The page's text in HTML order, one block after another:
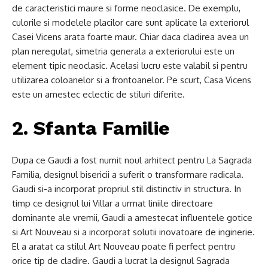
de caracteristici maure si forme neoclasice. De exemplu,
culorile si modelele placilor care sunt aplicate la exteriorul
Casei Vicens arata foarte maur. Chiar daca cladirea avea un
plan neregulat, simetria generala a exteriorului este un
element tipic neoclasic. Acelasi lucru este valabil si pentru
utilizarea coloanelor si a frontoanelor. Pe scurt, Casa Vicens
este un amestec eclectic de stiluri diferite.
2. Sfanta Familie
Dupa ce Gaudi a fost numit noul arhitect pentru La Sagrada
Familia, designul bisericii a suferit o transformare radicala.
Gaudi si-a incorporat propriul stil distinctiv in structura. In
timp ce designul lui Villar a urmat liniile directoare
dominante ale vremii, Gaudi a amestecat influentele gotice
si Art Nouveau si a incorporat solutii inovatoare de inginerie.
El a aratat ca stilul Art Nouveau poate fi perfect pentru
orice tip de cladire. Gaudi a lucrat la designul Sagrada